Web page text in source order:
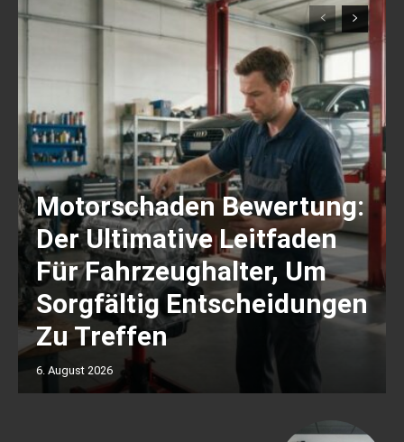
Motorschaden Bewertung:
Der Ultimative Leitfaden
Für Fahrzeughalter, Um
Sorgfältig Entscheidungen
Zu Treffen
6. August 2026